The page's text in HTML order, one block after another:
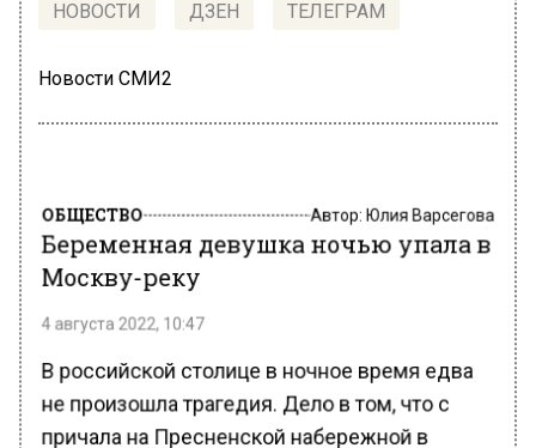
НОВОСТИ ДЗЕН ТЕЛЕГРАМ
Новости СМИ2
ОБЩЕСТВО Автор: Юлия Варсегова
Беременная девушка ночью упала в
Москву-реку
4 августа 2022, 10:47
В российской столице в ночное время едва
не произошла трагедия. Дело в том, что с
причала на Пресненской набережной в